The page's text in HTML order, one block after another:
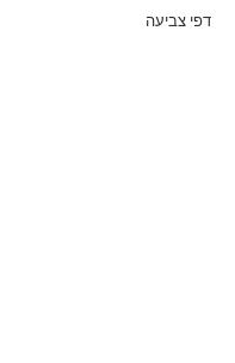
דפי צביעה